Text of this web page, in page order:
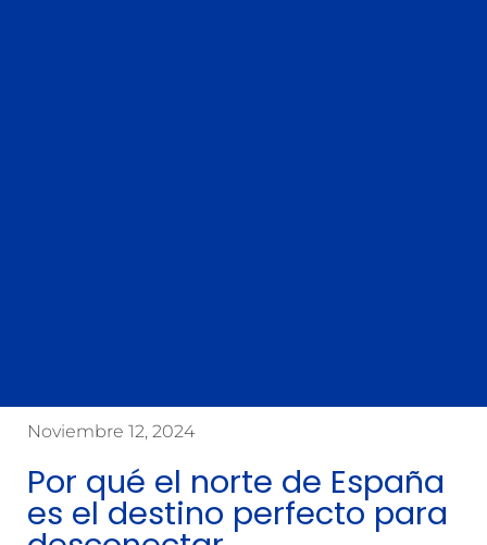
Noviembre 12, 2024
Por qué el norte de España
es el destino perfecto para